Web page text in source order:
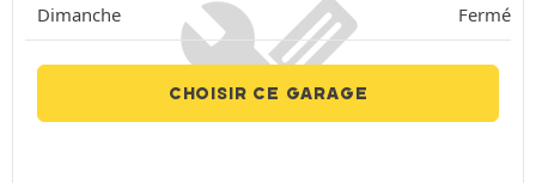
Dimanche Fermé
CHOISIR CE GARAGE